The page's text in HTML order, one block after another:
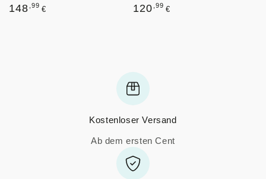
Regulärer
148 ,99 €
Regulärer
120 ,99 €
Kostenloser Versand
Ab dem ersten Cent